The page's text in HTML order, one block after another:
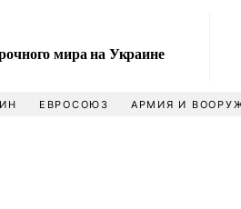
мира на Украине
ЕВРОСОЮЗ АРМИЯ И